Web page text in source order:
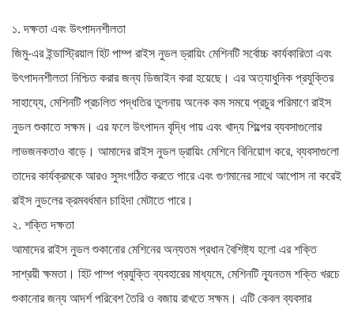
১. দক্ষতা এবং উৎপাদনশীলতা
জিমু-এর ইন্ডাস্ট্রিয়াল হিট পাম্প রাইস নুডল ড্রায়িং মেশিনটি সর্বোচ্চ কার্যকারিতা এবং
উৎপাদনশীলতা নিশ্চিত করার জন্য ডিজাইন করা হয়েছে। এর অত্যাধুনিক প্রযুক্তির
সাহায্যে, মেশিনটি প্রচলিত পদ্ধতির তুলনায় অনেক কম সময়ে প্রচুর পরিমাণে রাইস
নুডল শুকাতে সক্ষম। এর ফলে উৎপাদন বৃদ্ধি পায় এবং খাদ্য শিল্পের ব্যবসাগুলোর
লাভজনকতাও বাড়ে। আমাদের রাইস নুডল ড্রায়িং মেশিনে বিনিয়োগ করে, ব্যবসাগুলো
তাদের কার্যক্রমকে আরও সুসংগঠিত করতে পারে এবং গুণমানের সাথে আপোস না করেই
রাইস নুডলের ক্রমবর্ধমান চাহিদা মেটাতে পারে।
২. শক্তি দক্ষতা
আমাদের রাইস নুডল শুকানোর মেশিনের অন্যতম প্রধান বৈশিষ্ট্য হলো এর শক্তি
সাশ্রয়ী ক্ষমতা। হিট পাম্প প্রযুক্তি ব্যবহারের মাধ্যমে, মেশিনটি ন্যূনতম শক্তি খরচে
শুকানোর জন্য আদর্শ পরিবেশ তৈরি ও বজায় রাখতে সক্ষম। এটি কেবল ব্যবসার